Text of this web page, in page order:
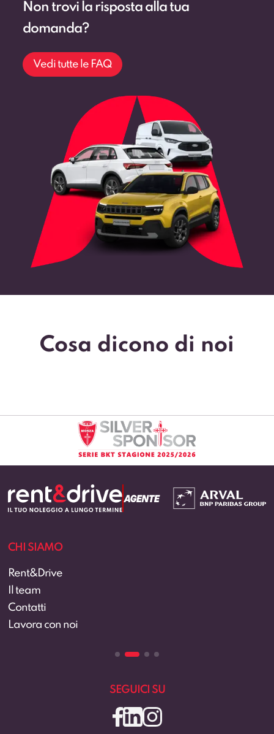
Non trovi la risposta alla tua
domanda?
Vedi tutte le FAQ
Cosa dicono di noi
CHI SIAMO
Rent&Drive
Il team
Contatti
Lavora con noi
SEGUICI SU